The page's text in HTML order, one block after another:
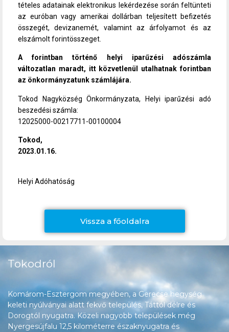
tételes adatainak elektronikus lekérdezése során feltünteti
az euróban vagy amerikai dollárban teljesített befizetés
összegét, devizanemét, valamint az árfolyamot és az
elszámolt forintösszeget.
A forintban történő helyi iparűzési adószámla
változatlan maradt, itt közvetlenül utalhatnak forintban
az önkormányzatunk számlájára.
Tokod Nagyközség Önkormányzata, Helyi iparűzési adó
beszedési számla:
12025000-00217711-00100004
Tokod,
2023.01.16.
Helyi Adóhatóság
Vissza a főoldalra
Tokodról
Komárom-Esztergom megyében, a Gerecse hegység
keleti nyúlványai alatt fekvő település, Táttól délre és
Dorogtól nyugatra. Közeli nagyobb települések még
Nyergesújfalu 12,5 kilométerre északnyugatra és